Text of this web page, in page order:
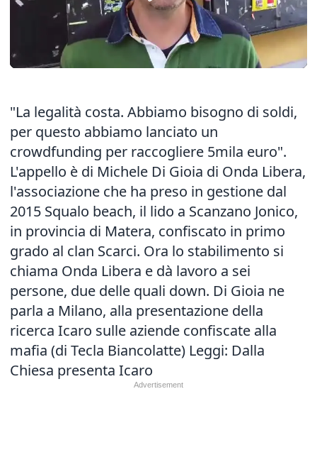
"La legalità costa. Abbiamo bisogno di soldi,
per questo abbiamo lanciato un
crowdfunding per raccogliere 5mila euro".
L'appello è di Michele Di Gioia di Onda Libera,
l'associazione che ha preso in gestione dal
2015 Squalo beach, il lido a Scanzano Jonico,
in provincia di Matera, confiscato in primo
grado al clan Scarci. Ora lo stabilimento si
chiama Onda Libera e dà lavoro a sei
persone, due delle quali down. Di Gioia ne
parla a Milano, alla presentazione della
ricerca Icaro sulle aziende confiscate alla
mafia (di Tecla Biancolatte) Leggi: Dalla
Chiesa presenta Icaro